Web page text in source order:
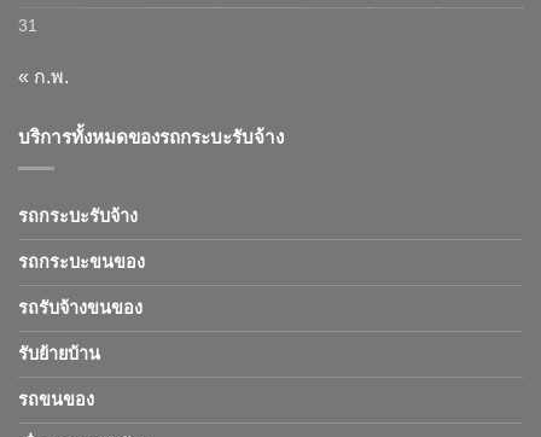
31
« ก.พ.
บริการทั้งหมดของรถกระบะรับจ้าง
รถกระบะรับจ้าง
รถกระบะขนของ
รถรับจ้างขนของ
รับย้ายบ้าน
รถขนของ